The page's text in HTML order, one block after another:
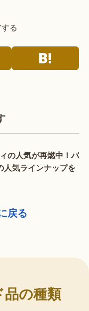
る
の人気が再燃中！バ
人気ラインナップを
戻る
の種類